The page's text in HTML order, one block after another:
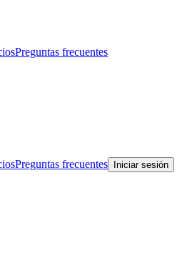
Preguntas frecuentes
Preguntas frecuentes Iniciar sesión